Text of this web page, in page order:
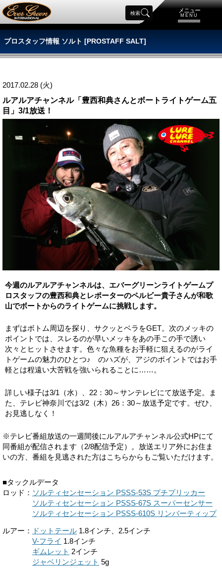
メニュー
MENU
検索
プロスタッフ情報 ソルト [PROSTAFF SALT]
2017.02.28 (火)
ルアルアチャンネル「豊西和典さんとボートライトゲーム五
目」3/1放送！
今週のルアルアチャンネルは、エバーグリーンライトゲームプ
ロスタッフの豊西和典とレポーターのペルビー貴子さんが和歌
山でボートからのライトゲームに挑戦します。
まずはボトム周辺を探り、サクッとベラをGET。次のメッキの
ポイントでは、スレるのが早いメッキをあの手この手で誘い
次々とヒットさせます。色々な魚種をお手軽に狙えるのがライ
トゲームの魅力のひとつ♪ のハズが、アジのポイントではお手
軽とは程遠い大苦戦を強いられることに……。
詳しい様子は3/1（水）、22：30～サンテレビにて放送予定。ま
た、テレビ神奈川では3/2（木）26：30～放送予定です。ぜひ、
お見逃しなく！
※テレビ番組放送の一週間後にルアルアチャンネル公式HPにて
同番組が配信されます（2/8配信予定）。放送エリア外にお住ま
いの方、番組を見逃された方はこちらからもご覧いただけます。
■タックルデータ
ロッド： ソルティセンセーション PSSS-53S プチプリッカー
ソルティセンセーション PSSS-67S スーパーセンサー
ソルティセンセーション PSSS-610S リンバーティップ
ルアー： ドットテール 1.8インチ、2.5インチ
V-フライ 1.8インチ
ギムレット 2インチ
ジャベリンジェット 5g